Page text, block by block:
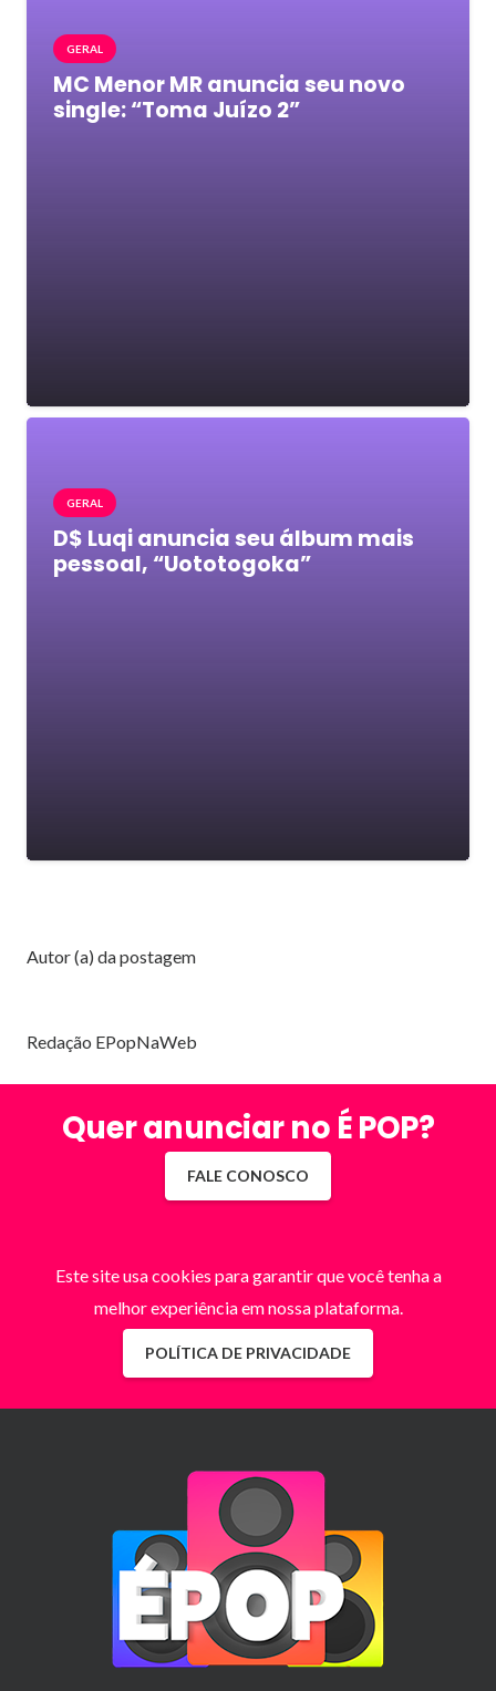
GERAL
MC Menor MR anuncia seu novo
single: “Toma Juízo 2”
GERAL
D$ Luqi anuncia seu álbum mais
pessoal, “Uototogoka”
Autor (a) da postagem
Redação EPopNaWeb
Quer anunciar no É POP?
FALE CONOSCO
Este site usa cookies para garantir que você tenha a
melhor experiência em nossa plataforma.
POLÍTICA DE PRIVACIDADE